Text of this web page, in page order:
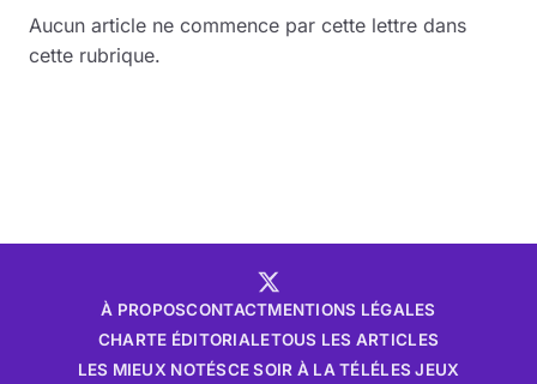
Sciences & Tech
Aucun article ne commence par cette lettre dans
cette rubrique.
À PROPOSCONTACTMENTIONS LÉGALES
CHARTE ÉDITORIALETOUS LES ARTICLES
LES MIEUX NOTÉSCE SOIR À LA TÉLÉLES JEUX